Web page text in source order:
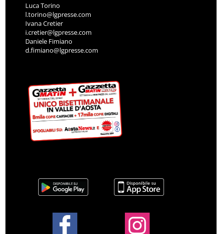
Luca Torino
l.torino@lgpresse.com
Ivana Cretier
i.cretier@lgpresse.com
Daniele Fimiano
d.fimiano@lgpresse.com